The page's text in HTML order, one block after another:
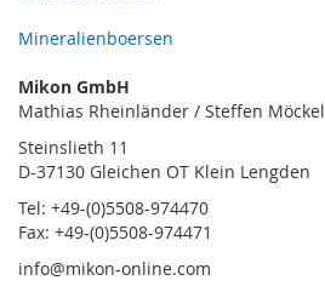
Mineralienboersen
Mikon GmbH
Mathias Rheinländer / Steffen Möckel
Steinslieth 11
D-37130 Gleichen OT Klein Lengden
Tel: +49-(0)5508-974470
Fax: +49-(0)5508-974471
info@mikon-online.com